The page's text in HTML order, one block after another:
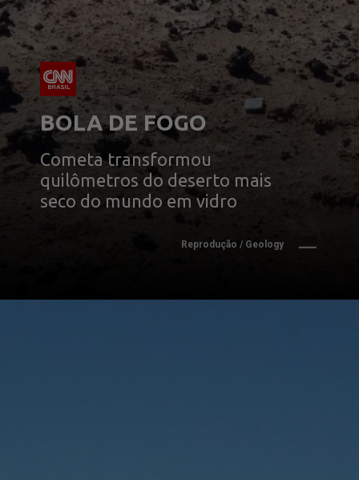
BOLA DE FOGO
Cometa transformou
quilômetros do deserto mais
seco do mundo em vidro
Reprodução / Geology